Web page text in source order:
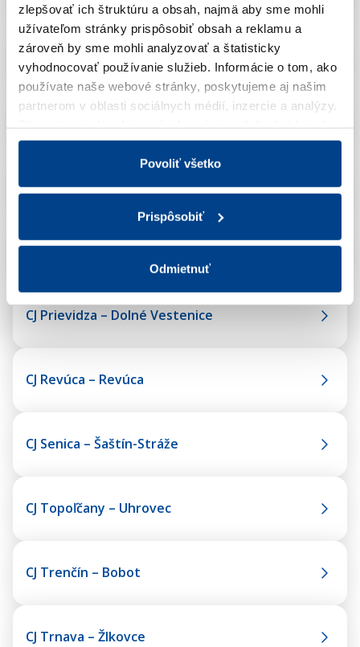
zlepšovať ich štruktúru a obsah, najmä aby sme mohli
užívateľom stránky prispôsobiť obsah a reklamu a
zároveň by sme mohli analyzovať a štatisticky
vyhodnocovať používanie služieb. Informácie o tom, ako
používate naše webové stránky, poskytujeme aj našim
partnerom v oblasti sociálnych médií, inzercie a analýzy.
ktoré vám poskytli alebo ktoré vás získali, keď ste
Viac informácií nájdete v Zásadách
spracúvania súborov cookies.
Povoliť všetko
Prispôsobiť
Odmietnuť
CJ Nitra – Čáb
CJ Poprad – Spišská Belá
CJ Prešov – Lipany
CJ Prievidza – Dolné Vestenice
CJ Revúca – Revúca
CJ Senica – Šaštín-Stráže
CJ Topoľčany – Uhrovec
CJ Trenčín – Bobot
CJ Trnava – Žlkovce